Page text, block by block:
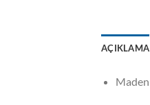
AÇIKLAMA